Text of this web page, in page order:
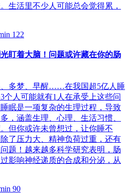
生活里不少人可能总会觉得累，
122
盯着大脑！问题或许藏在你的肠
、多梦、早醒……在我国超5亿人睡
个人可能就有1人在承受上这些问
眠是一项复杂的生理过程，导致
，涵盖生理、心理、生活习惯、
但你或许未曾想过，让你睡不
了压力大、精神负荷过重，还有
题！越来越多科学研究表明，肠
影响神经递质的合成和分泌，从
90